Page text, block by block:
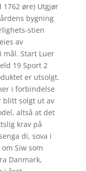
1762 øre) Utgjør
bygning
stien
av
mål. Start Luer
19 Sport 2
er utsolgt.
i forbindelse
blitt solgt ut av
altså at det
krav på
di, sova i
Siw som
Danmark,